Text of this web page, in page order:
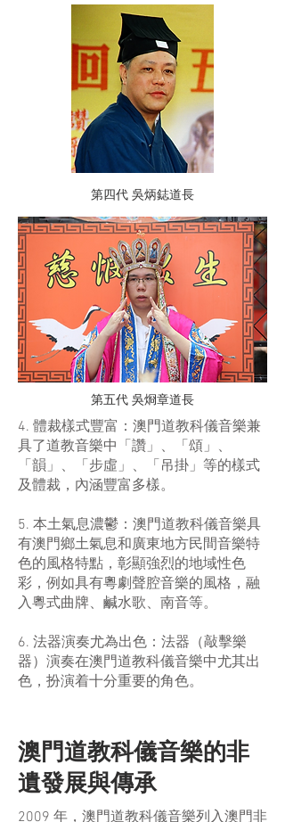
第四代 吳炳鋕道長
第五代 吳烱章道長
4. 體裁樣式豐富：澳門道教科儀音樂兼
具了道教音樂中「讚」、「頌」、
「韻」、「步虛」、「吊掛」等的樣式
及體裁，內涵豐富多樣。
5. 本土氣息濃鬱：澳門道教科儀音樂具
有澳門鄉土氣息和廣東地方民間音樂特
色的風格特點，彰顯強烈的地域性色
彩，例如具有粵劇聲腔音樂的風格，融
入粵式曲牌、鹹水歌、南音等。
6. 法器演奏尤為出色：法器（敲擊樂
器）演奏在澳門道教科儀音樂中尤其出
色，扮演着十分重要的角色。
澳門道教科儀音樂的非
遺發展與傳承
2009 年，澳門道教科儀音樂列入澳門非